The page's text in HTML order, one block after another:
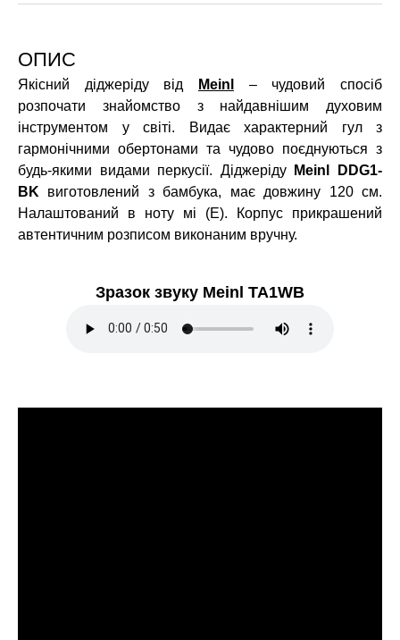
ОПИС
Якісний діджеріду від Meinl
– чудовий спосіб
розпочати знайомство з найдавнішим духовим
інструментом у світі. Видає характерний гул з
гармонічними обертонами та чудово поєднуються з
будь-якими видами перкусії. Діджеріду
Meinl DDG1-
BK виготовлений з бамбука, має довжину 120 см.
Налаштований в ноту мі (E). Корпус прикрашений
автентичним розписом виконаним вручну.
Зразок звуку Meinl TA1WB